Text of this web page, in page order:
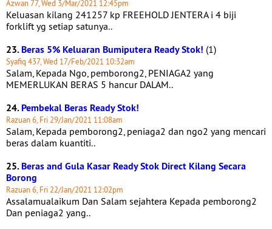
Azwan 77, Wed 3/Mar/2021 12:45pm
Keluasan kilang 241257 kp FREEHOLD JENTERA i 4 biji
forklift yg setiap satunya..
23.Beras 5% Keluaran Bumiputera Ready Stok! (1)
Syafiq 437, Wed 17/Feb/2021 10:32am
Salam, Kepada Ngo, pemborong2, PENIAGA2 yang
MEMERLUKAN BERAS 5 hancur DALAM..
24.Pembekal Beras Ready Stok!
Razuan 6, Fri 29/Jan/2021 11:08am
Salam, Kepada pemborong2, peniaga2 dan ngo2 yang mencari
beras dalam kuantiti..
25.Beras and Gula Kasar Ready Stok Direct Kilang Secara
Borong
Razuan 6, Fri 22/Jan/2021 12:02pm
Assalamualaikum Dan Salam sejahtera Kepada pemborong2
Dan peniaga2 yang..